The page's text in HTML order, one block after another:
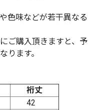
色味などが若干異なる
ご購入頂きますと、予
ります。
裄丈
42